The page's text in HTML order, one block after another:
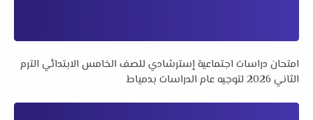
امتحان دراسات اجتماعية إسترشادي للصف الخامس الابتدائي الترم
الثاني 2026 لتوجيه عام الدراسات بدمياط